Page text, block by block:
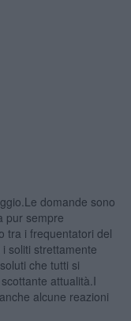
domande sono
pur sempre
tra i frequentatori del
soliti strettamente
che tutti si
attualità.I
alcune reazioni